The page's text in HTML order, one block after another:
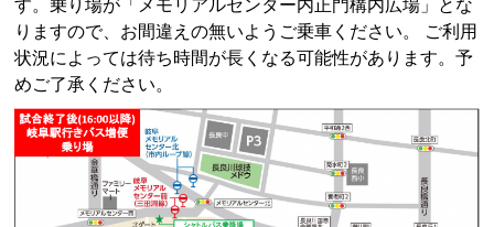
す。乗り場が「メモリアルセンター内正門構内広場」とな
りますので、お間違えの無いようご乗車ください。 ご利用
状況によっては待ち時間が長くなる可能性があります。予
めご了承ください。